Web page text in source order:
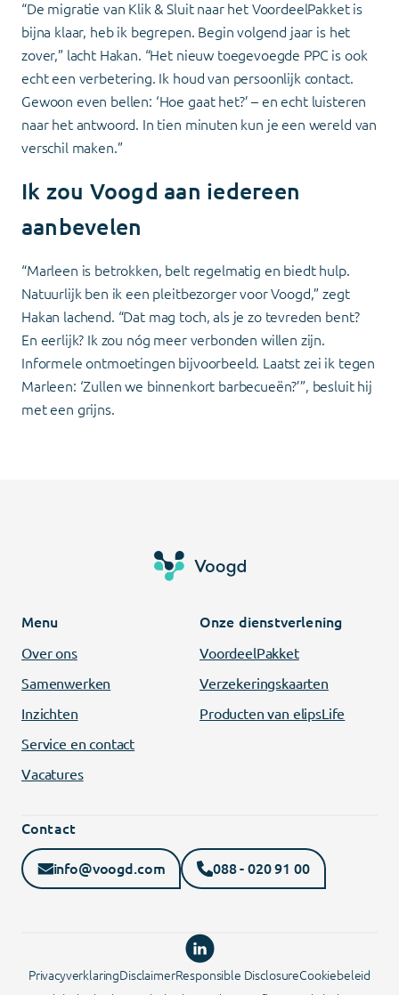
“De migratie van Klik & Sluit naar het VoordeelPakket is
bijna klaar, heb ik begrepen. Begin volgend jaar is het
zover,” lacht Hakan. “Het nieuw toegevoegde PPC is ook
echt een verbetering. Ik houd van persoonlijk contact.
Gewoon even bellen: ‘Hoe gaat het?’ – en echt luisteren
naar het antwoord. In tien minuten kun je een wereld van
verschil maken.”
Ik zou Voogd aan iedereen
aanbevelen
“Marleen is betrokken, belt regelmatig en biedt hulp.
Natuurlijk ben ik een pleitbezorger voor Voogd,” zegt
Hakan lachend. “Dat mag toch, als je zo tevreden bent?
En eerlijk? Ik zou nóg meer verbonden willen zijn.
Informele ontmoetingen bijvoorbeeld. Laatst zei ik tegen
Marleen: ‘Zullen we binnenkort barbecueën?’”, besluit hij
met een grijns.
Menu
Over ons
Samenwerken
Inzichten
Service en contact
Vacatures
Onze dienstverlening
VoordeelPakket
Verzekeringskaarten
Producten van elipsLife
Contact
info@voogd.com 088 - 020 91 00
PrivacyverklaringDisclaimerResponsible DisclosureCookiebeleid